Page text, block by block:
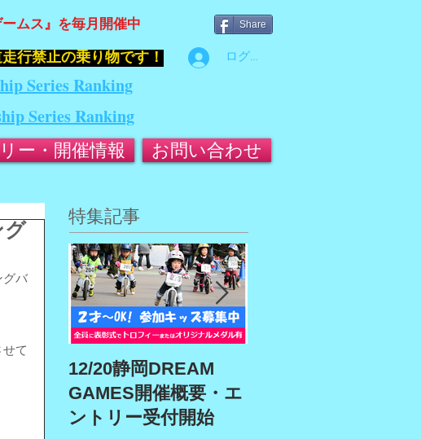
ムス』を毎月開催中 Share
Series Ranking
Series Ranking
行禁止の乗り物です！ ログイン
ー・開催情報 お問い合わせ
グ
グバ
て
特集記事
12/20静岡DREAM
GAMES開催概要・エ
ントリー受付開始